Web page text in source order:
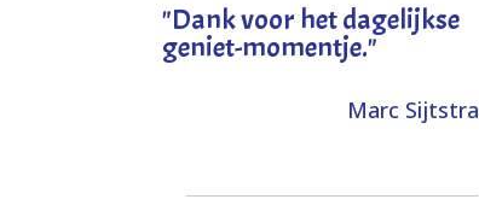
"Dank voor het dagelijkse
geniet-momentje."
Marc Sijtstra